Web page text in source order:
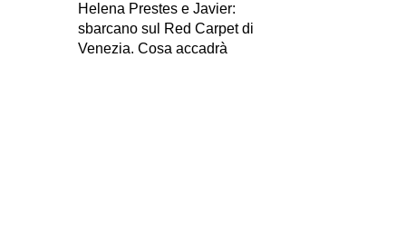
Helena Prestes e Javier:
sbarcano sul Red Carpet di
Venezia. Cosa accadrà